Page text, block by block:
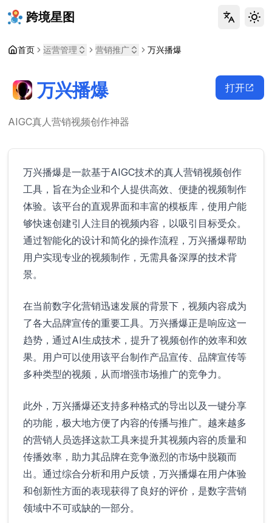
跨境星图
首页 运营管理 营销推广 万兴播爆
万兴播爆 打开
AIGC真人营销视频创作神器
万兴播爆是一款基于AIGC技术的真人营销视频创作
工具，旨在为企业和个人提供高效、便捷的视频制作
体验。该平台的直观界面和丰富的模板库，使用户能
够快速创建引人注目的视频内容，以吸引目标受众。
通过智能化的设计和简化的操作流程，万兴播爆帮助
用户实现专业的视频制作，无需具备深厚的技术背
景。
在当前数字化营销迅速发展的背景下，视频内容成为
了各大品牌宣传的重要工具。万兴播爆正是响应这一
趋势，通过AI生成技术，提升了视频创作的效率和效
果。用户可以使用该平台制作产品宣传、品牌宣传等
多种类型的视频，从而增强市场推广的竞争力。
此外，万兴播爆还支持多种格式的导出以及一键分享
的功能，极大地方便了内容的传播与推广。越来越多
的营销人员选择这款工具来提升其视频内容的质量和
传播效率，助力其品牌在竞争激烈的市场中脱颖而
出。通过综合分析和用户反馈，万兴播爆在用户体验
和创新性方面的表现获得了良好的评价，是数字营销
领域中不可或缺的一部分。